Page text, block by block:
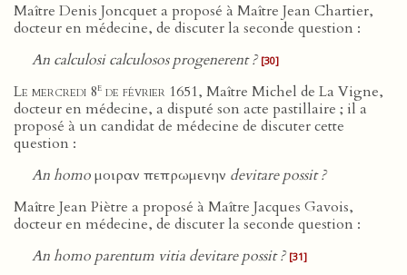
Maître Denis Joncquet a proposé à Maître Jean Chartier,
docteur en médecine, de discuter la seconde question :
An calculosi calculosos progenerent ? [30]
Le mercredi 8e de février 1651, Maître Michel de La Vigne,
docteur en médecine, a disputé son acte pastillaire ; il a
proposé à un candidat de médecine de discuter cette
question :
An homoμοιραν πεπρωμενην devitare possit ?
Maître Jean Piètre a proposé à Maître Jacques Gavois,
docteur en médecine, de discuter la seconde question :
An homo parentum vitia devitare possit ? [31]